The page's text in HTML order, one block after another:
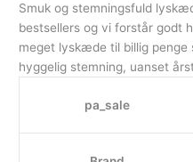
Smuk og stemningsfuld
bestsellers og vi forstår godt
meget lyskæde til billig penge
hyggelig stemning, uanset
pa_sale